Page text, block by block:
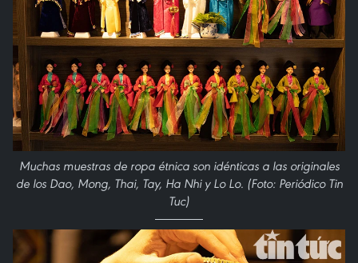
Muchas muestras de ropa étnica son idénticas a las originales
de los Dao, Mong, Thai, Tay, Ha Nhi y Lo Lo. (Foto: Periódico Tin
Tuc)